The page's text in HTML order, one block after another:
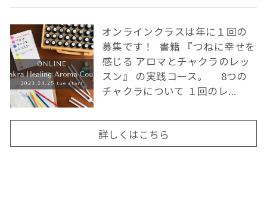
オンラインクラスは年に１回の
募集です！ ⁡ 書籍 『つねに幸せを
感じる アロマとチャクラのレッ
スン』 の実践コース。 8つの
チャクラについて １回のレ...
詳しくはこちら